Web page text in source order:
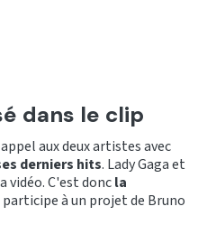
dans le clip
aux deux artistes avec
derniers hits. Lady Gaga et
vidéo. C'est doncla
participe à un projet de Bruno